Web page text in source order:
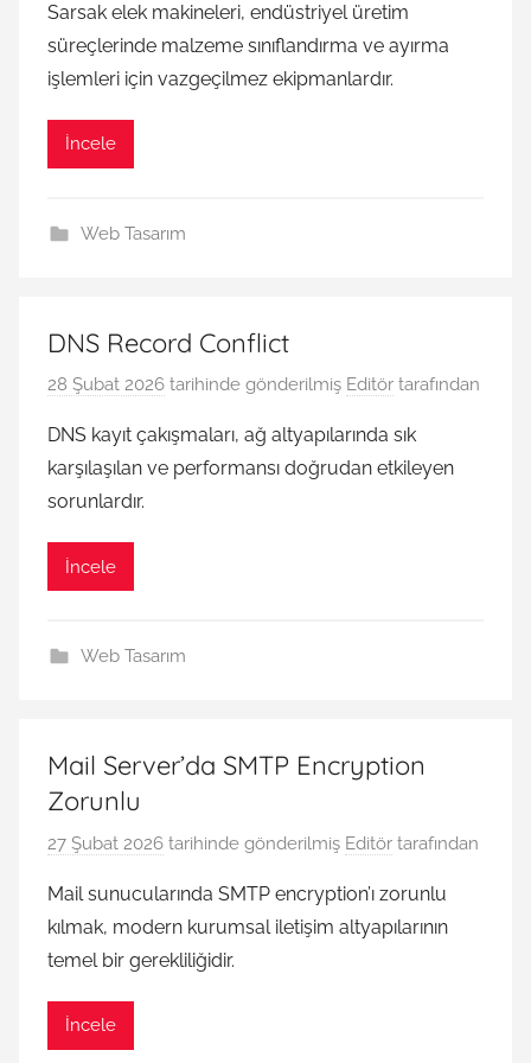
Sarsak elek makineleri, endüstriyel üretim
süreçlerinde malzeme sınıflandırma ve ayırma
işlemleri için vazgeçilmez ekipmanlardır.
İncele
Web Tasarım
DNS Record Conflict
28 Şubat 2026 tarihinde gönderilmiş Editör tarafından
DNS kayıt çakışmaları, ağ altyapılarında sık
karşılaşılan ve performansı doğrudan etkileyen
sorunlardır.
İncele
Web Tasarım
Mail Server’da SMTP Encryption
Zorunlu
27 Şubat 2026 tarihinde gönderilmiş Editör tarafından
Mail sunucularında SMTP encryption’ı zorunlu
kılmak, modern kurumsal iletişim altyapılarının
temel bir gerekliliğidir.
İncele